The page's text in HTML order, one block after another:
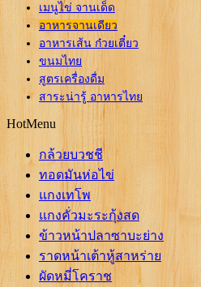
เมนูไข่ จานเด็ด
อาหารจานเดียว
อาหารเส้น ก๋วยเตี๋ยว
ขนมไทย
สูตรเครื่องดื่ม
สาระน่ารู้ อาหารไทย
HotMenu
กล้วยบวชชี
ทอดมันห่อไข่
แกงเทโพ
แกงคั่วมะระกุ้งสด
ข้าวหน้าปลาซาบะย่าง
ราดหน้าเต้าหู้สาหร่าย
ผัดหมี่โคราช